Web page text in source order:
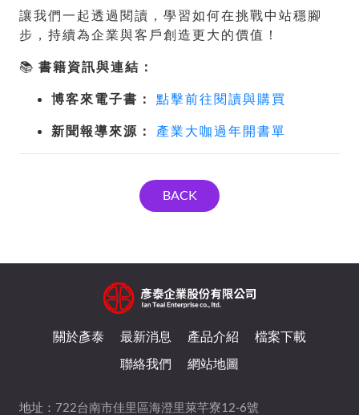
讓我們一起透過閱讀，學習如何在挑戰中站穩腳
步，持續為企業與客戶創造更大的價值！
📚 書籍資訊與連結：
博客來電子書： 點擊前往閱讀與購買
新聞報導來源： 產業大咖過年開書單
BACK
關於彥泰 最新消息 產品介紹
檔案下載
聯絡我們
網站地圖
地址： 722台南市佳里區海澄里萊芊寮12-6號